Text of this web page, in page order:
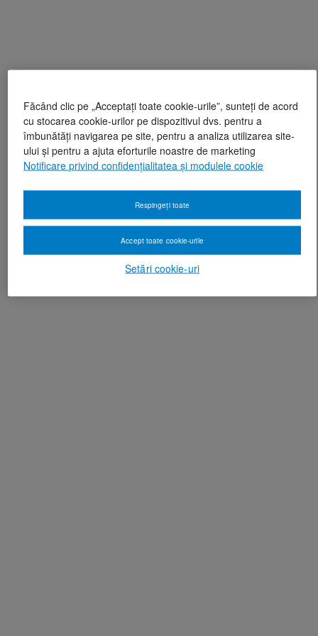
Făcând clic pe „Acceptați toate cookie-urile”, sunteți de acord
cu stocarea cookie-urilor pe dispozitivul dvs. pentru a
îmbunătăți navigarea pe site, pentru a analiza utilizarea site-
ului și pentru a ajuta eforturile noastre de marketing
Notificare privind confidențialitatea și modulele cookie
Setări cookie-uri
Respingeți toate
Accept toate cookie-urile